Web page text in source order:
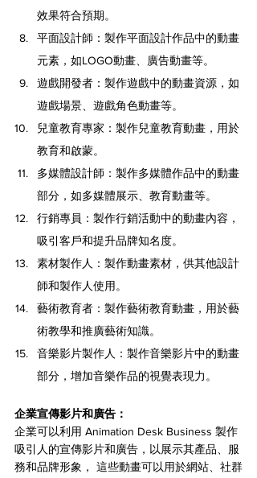
效果符合預期。
平面設計師：製作平面設計作品中的動畫
元素，如LOGO動畫、廣告動畫等。
遊戲開發者：製作遊戲中的動畫資源，如
遊戲場景、遊戲角色動畫等。
兒童教育專家：製作兒童教育動畫，用於
教育和啟蒙。
多媒體設計師：製作多媒體作品中的動畫
部分，如多媒體展示、教育動畫等。
行銷專員：製作行銷活動中的動畫內容，
吸引客戶和提升品牌知名度。
素材製作人：製作動畫素材，供其他設計
師和製作人使用。
藝術教育者：製作藝術教育動畫，用於藝
術教學和推廣藝術知識。
音樂影片製作人：製作音樂影片中的動畫
部分，增加音樂作品的視覺表現力。
企業宣傳影片和廣告：
企業可以利用 Animation Desk Business 製作
吸引人的宣傳影片和廣告，以展示其產品、服
務和品牌形象， 這些動畫可以用於網站、社群